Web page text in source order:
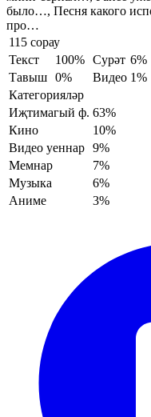
было…, Песня какого
про…
115 сорау
Текст
100% Сурәт 6%
Тавыш 0% Видео 1%
Категорияләр
Иҗтимагый ф. 63%
Кино
10%
Видео уеннар 9%
Мемнар
7%
Музыка
6%
Аниме
3%